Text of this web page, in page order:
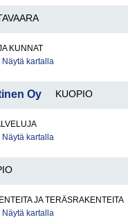
KUNNAT
Näytä kartalla
Oy KUOPIO
Näytä kartalla
JA TERÄSRAKENTEITA
Näytä kartalla